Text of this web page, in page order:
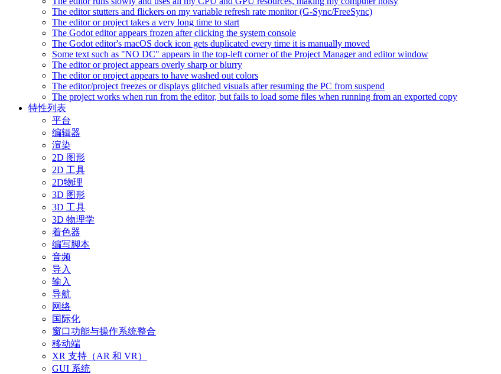
The editor stutters and flickers on my variable refresh rate monitor (G-Sync/FreeSync)
The editor or project takes a very long time to start
The Godot editor appears frozen after clicking the system console
The Godot editor's macOS dock icon gets duplicated every time it is manually moved
Some text such as "NO DC" appears in the top-left corner of the Project Manager and editor window
The editor or project appears overly sharp or blurry
The editor or project appears to have washed out colors
The editor/project freezes or displays glitched visuals after resuming the PC from suspend
The project works when run from the editor, but fails to load some files when running from an exported copy
特性列表
平台
编辑器
渲染
2D 图形
2D 工具
2D物理
3D 图形
3D 工具
3D 物理学
着色器
编写脚本
音频
导入
输入
导航
网络
国际化
窗口功能与操作系统整合
移动端
XR 支持（AR 和 VR）
GUI 系统